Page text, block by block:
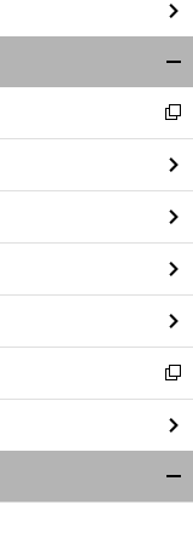
閉
る
新
し
い
ウ
ィ
ン
ド
ウ
で
開
く
新
し
い
ウ
ィ
ン